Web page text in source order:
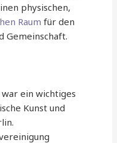
physischen,
Raum für den
Gemeinschaft.
war ein wichtiges
Kunst und